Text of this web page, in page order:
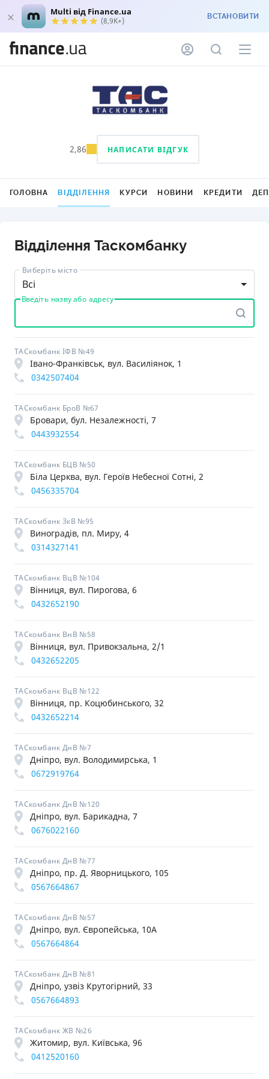
Multi від Finance.ua
(8,9K+) ВСТАНОВИТИ
2,86 НАПИСАТИ ВІДГУК
ГОЛОВНА ВІДДІЛЕННЯ КУРСИ НОВИНИ КРЕДИТИ
Відділення Таскомбанку
Виберіть місто
Всі
Введіть назву або адресу
ТАСкомбанк ІФВ №49
Івано-Франківськ, вул. Василіянок, 1
0342507404
ТАСкомбанк БроВ №67
Бровари, бул. Незалежності, 7
0443932554
ТАСкомбанк БЦВ №50
Біла Церква, вул. Героїв Небесної Сотні, 2
0456335704
ТАСкомбанк ЗкВ №95
Виноградів, пл. Миру, 4
0314327141
ТАСкомбанк ВцВ №104
Вінниця, вул. Пирогова, 6
0432652190
ТАСкомбанк ВнВ №58
Вінниця, вул. Привокзальна, 2/1
0432652205
ТАСкомбанк ВцВ №122
Вінниця, пр. Коцюбинського, 32
0432652214
ТАСкомбанк ДнВ №7
Дніпро, вул. Володимирська, 1
0672919764
ТАСкомбанк ДнВ №120
Дніпро, вул. Барикадна, 7
0676022160
ТАСкомбанк ДнВ №77
Дніпро, пр. Д. Яворницького, 105
0567664867
ТАСкомбанк ДнВ №57
Дніпро, вул. Європейська, 10А
0567664864
ТАСкомбанк ДнВ №81
Дніпро, узвіз Крутогірний, 33
0567664893
ТАСкомбанк ЖВ №26
Житомир, вул. Київська, 96
0412520160